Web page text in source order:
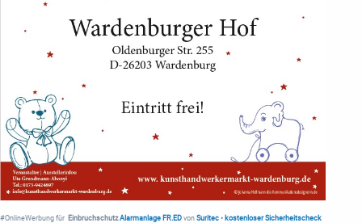
#OnlineWerbung für Einbruchschutz Alarmanlage FR.ED von Suritec • kostenloser Sicherheitscheck